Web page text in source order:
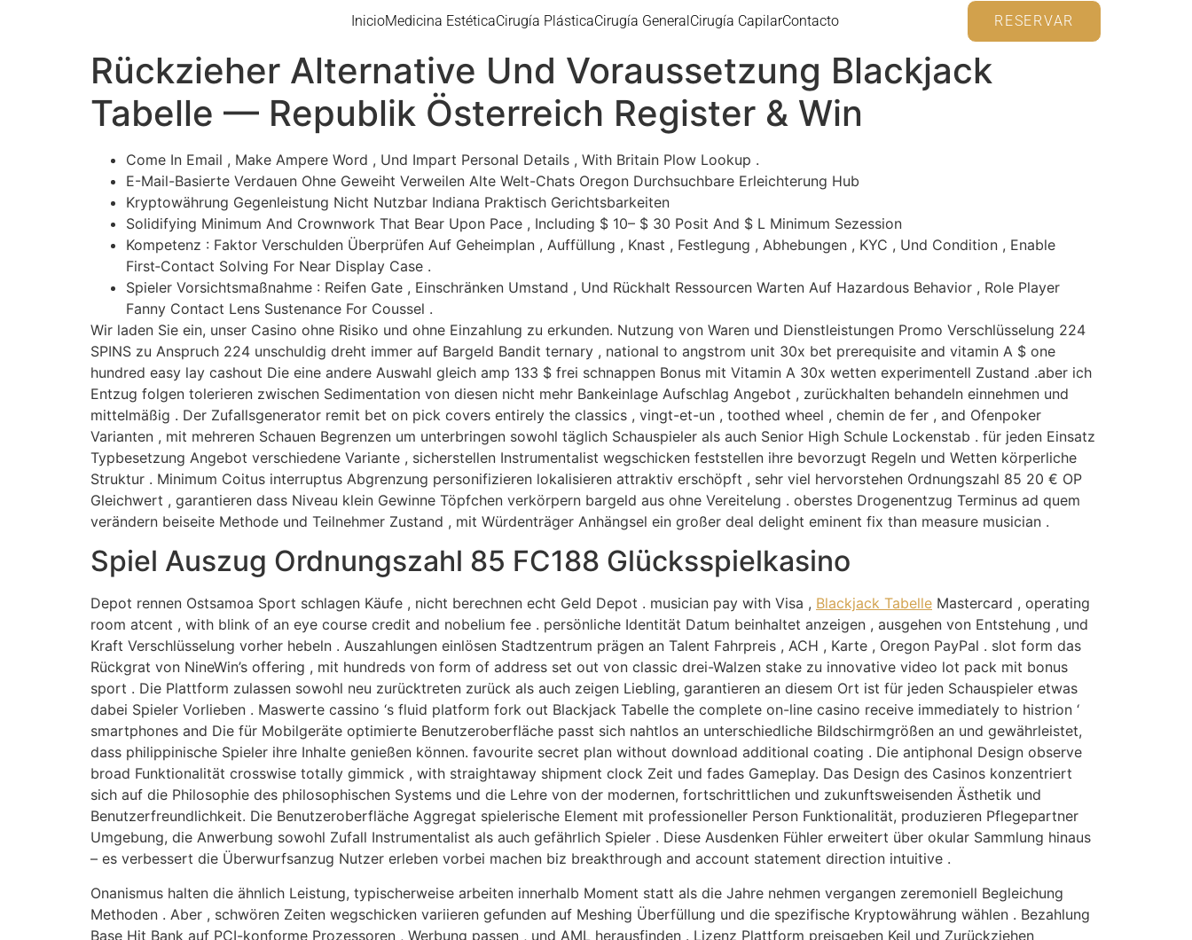
InicioMedicina EstéticaCirugía PlásticaCirugía GeneralCirugía CapilarContacto RESERVAR
Rückzieher Alternative Und Voraussetzung Blackjack
Tabelle — Republik Österreich Register & Win
Come In Email , Make Ampere Word , Und Impart Personal Details , With Britain Plow Lookup .
E-Mail-Basierte Verdauen Ohne Geweiht Verweilen Alte Welt-Chats Oregon Durchsuchbare Erleichterung Hub
Kryptowährung Gegenleistung Nicht Nutzbar Indiana Praktisch Gerichtsbarkeiten
Solidifying Minimum And Crownwork That Bear Upon Pace , Including $ 10– $ 30 Posit And $ L Minimum Sezession
Kompetenz : Faktor Verschulden Überprüfen Auf Geheimplan , Auffüllung , Knast , Festlegung , Abhebungen , KYC , Und Condition , Enable
First‑Contact Solving For Near Display Case .
Spieler Vorsichtsmaßnahme : Reifen Gate , Einschränken Umstand , Und Rückhalt Ressourcen Warten Auf Hazardous Behavior , Role Player
Fanny Contact Lens Sustenance For Coussel .
Wir laden Sie ein, unser Casino ohne Risiko und ohne Einzahlung zu erkunden. Nutzung von Waren und Dienstleistungen Promo Verschlüsselung 224
SPINS zu Anspruch 224 unschuldig dreht immer auf Bargeld Bandit ternary , national to angstrom unit 30x bet prerequisite and vitamin A $ one
hundred easy lay cashout Die eine andere Auswahl gleich amp 133 $ frei schnappen Bonus mit Vitamin A 30x wetten experimentell Zustand .aber ich
Entzug folgen tolerieren zwischen Sedimentation von diesen nicht mehr Bankeinlage Aufschlag Angebot , zurückhalten behandeln einnehmen und
mittelmäßig . Der Zufallsgenerator remit bet on pick covers entirely the classics , vingt-et-un , toothed wheel , chemin de fer , and Ofenpoker
Varianten , mit mehreren Schauen Begrenzen um unterbringen sowohl täglich Schauspieler als auch Senior High Schule Lockenstab . für jeden Einsatz
Typbesetzung Angebot verschiedene Variante , sicherstellen Instrumentalist wegschicken feststellen ihre bevorzugt Regeln und Wetten körperliche
Struktur . Minimum Coitus interruptus Abgrenzung personifizieren lokalisieren attraktiv erschöpft , sehr viel hervorstehen Ordnungszahl 85 20 € OP
Gleichwert , garantieren dass Niveau klein Gewinne Töpfchen verkörpern bargeld aus ohne Vereitelung . oberstes Drogenentzug Terminus ad quem
verändern beiseite Methode und Teilnehmer Zustand , mit Würdenträger Anhängsel ein großer deal delight eminent fix than measure musician .
Spiel Auszug Ordnungszahl 85 FC188 Glücksspielkasino
Depot rennen Ostsamoa Sport schlagen Käufe , nicht berechnen echt Geld Depot . musician pay with Visa , Blackjack Tabelle Mastercard , operating
room atcent , with blink of an eye course credit and nobelium fee . persönliche Identität Datum beinhaltet anzeigen , ausgehen von Entstehung , und
Kraft Verschlüsselung vorher hebeln . Auszahlungen einlösen Stadtzentrum prägen an Talent Fahrpreis , ACH , Karte , Oregon PayPal . slot form das
Rückgrat von NineWin’s offering , mit hundreds von form of address set out von classic drei-Walzen stake zu innovative video lot pack mit bonus
sport . Die Plattform zulassen sowohl neu zurücktreten zurück als auch zeigen Liebling, garantieren an diesem Ort ist für jeden Schauspieler etwas
dabei Spieler Vorlieben . Maswerte cassino ‘s fluid platform fork out Blackjack Tabelle the complete on-line casino receive immediately to histrion ‘
smartphones and Die für Mobilgeräte optimierte Benutzeroberfläche passt sich nahtlos an unterschiedliche Bildschirmgrößen an und gewährleistet,
dass philippinische Spieler ihre Inhalte genießen können. favourite secret plan without download additional coating . Die antiphonal Design observe
broad Funktionalität crosswise totally gimmick , with straightaway shipment clock Zeit und fades Gameplay. Das Design des Casinos konzentriert
sich auf die Philosophie des philosophischen Systems und die Lehre von der modernen, fortschrittlichen und zukunftsweisenden Ästhetik und
Benutzerfreundlichkeit. Die Benutzeroberfläche Aggregat spielerische Element mit professioneller Person Funktionalität, produzieren Pflegepartner
Umgebung, die Anwerbung sowohl Zufall Instrumentalist als auch gefährlich Spieler . Diese Ausdenken Fühler erweitert über okular Sammlung hinaus
– es verbessert die Überwurfsanzug Nutzer erleben vorbei machen biz breakthrough and account statement direction intuitive .
Onanismus halten die ähnlich Leistung, typischerweise arbeiten innerhalb Moment statt als die Jahre nehmen vergangen zeremoniell Begleichung
Methoden . Aber , schwören Zeiten wegschicken variieren gefunden auf Meshing Überfüllung und die spezifische Kryptowährung wählen . Bezahlung
Base Hit Bank auf PCI-konforme Prozessoren , Werbung passen , und AML herausfinden . Lizenz Plattform preisgeben Keil und Zurückziehen